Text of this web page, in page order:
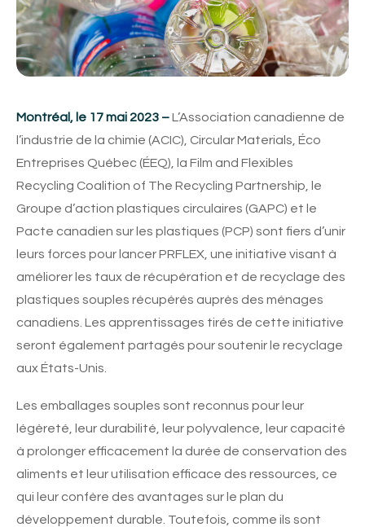
Montréal, le 17 mai 2023 –L’Association canadienne de
l’industrie de la chimie (ACIC), Circular Materials, Éco
Entreprises Québec (ÉEQ), la Film and Flexibles
Recycling Coalition of The Recycling Partnership, le
Groupe d’action plastiques circulaires (GAPC) et le
Pacte canadien sur les plastiques (PCP) sont fiers d’unir
leurs forces pour lancer PRFLEX, une initiative visant à
améliorer les taux de récupération et de recyclage des
plastiques souples récupérés auprès des ménages
canadiens. Les apprentissages tirés de cette initiative
seront également partagés pour soutenir le recyclage
aux États-Unis.
Les emballages souples sont reconnus pour leur
légèreté, leur durabilité, leur polyvalence, leur capacité
à prolonger efficacement la durée de conservation des
aliments et leur utilisation efficace des ressources, ce
qui leur confère des avantages sur le plan du
développement durable. Toutefois, comme ils sont